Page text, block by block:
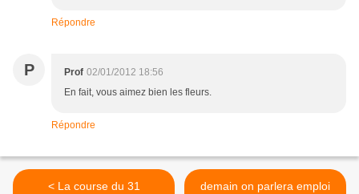
Répondre
P Prof 02/01/2012 18:56
En fait, vous aimez bien les fleurs.
Répondre
< La course du 31
demain on parlera emploi